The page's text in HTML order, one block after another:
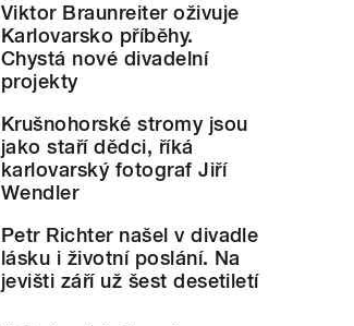
Viktor Braunreiter oživuje
Karlovarsko příběhy.
Chystá nové divadelní
projekty
Krušnohorské stromy jsou
jako staří dědci, říká
karlovarský fotograf Jiří
Wendler
Petr Richter našel v divadle
lásku i životní poslání. Na
jevišti září už šest desetiletí